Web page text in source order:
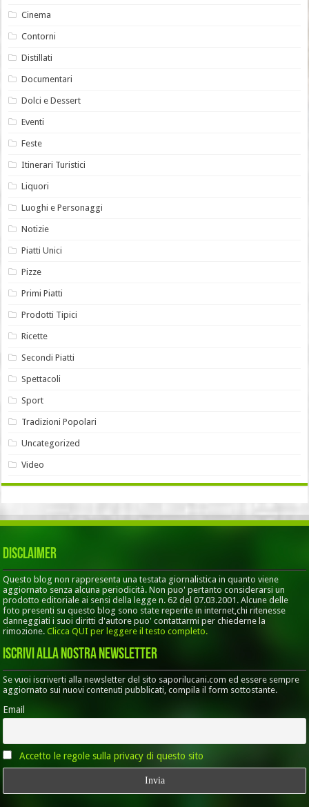
Cinema
Contorni
Distillati
Documentari
Dolci e Dessert
Eventi
Feste
Itinerari Turistici
Liquori
Luoghi e Personaggi
Notizie
Piatti Unici
Pizze
Primi Piatti
Prodotti Tipici
Ricette
Secondi Piatti
Spettacoli
Sport
Tradizioni Popolari
Uncategorized
Video
Disclaimer
Questo blog non rappresenta una testata giornalistica in quanto viene
aggiornato senza alcuna periodicità. Non puo' pertanto considerarsi un
prodotto editoriale ai sensi della legge n. 62 del 07.03.2001. Alcune delle
foto presenti su questo blog sono state reperite in internet,chi ritenesse
danneggiati i suoi diritti d'autore puo' contattarmi per chiederne la
rimozione.Clicca QUI per leggere il testo completo.
Iscrivi alla nostra Newsletter
Se vuoi iscriverti alla newsletter del sito saporilucani.com ed essere sempre
aggiornato sui nuovi contenuti pubblicati, compila il form sottostante.
Email
Accetto le regole sulla privacy di questo sito